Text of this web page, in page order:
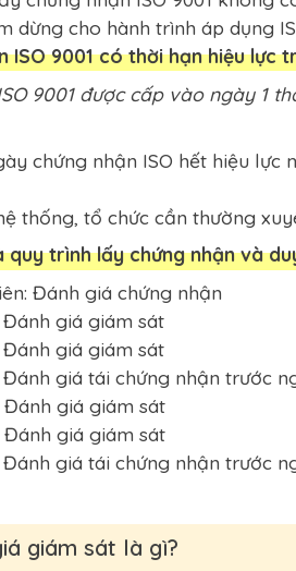
dừng cho hành trình áp dụng
ISO 9001 có thời hạn hiệu lực
9001 được cấp vào ngày 1
chứng nhận ISO hết hiệu
thống, tổ chức cần thường
quy trình lấy chứng nhận và
Đánh giá chứng nhận
Đánh giá giám sát
Đánh giá giám sát
Đánh giá tái chứng nhận trước
Đánh giá giám sát
Đánh giá giám sát
Đánh giá tái chứng nhận trước
giám sát là gì?